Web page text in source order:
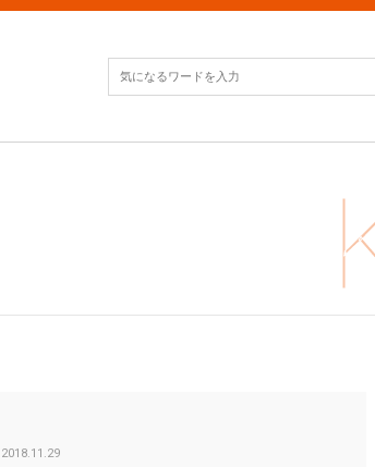
2018.11.29